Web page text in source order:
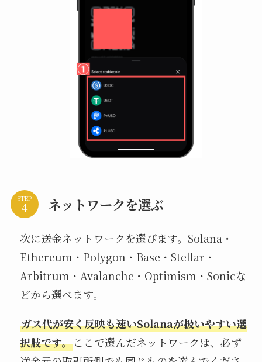
STEP ネットワークを選ぶ
次に送金ネットワークを選びます。Solana・
Ethereum・Polygon・Base・Stellar・
Arbitrum・Avalanche・Optimism・Sonicな
どから選べます。
ガス代が安く反映も速いSolanaが扱いやすい選
択肢です。ここで選んだネットワークは、必ず